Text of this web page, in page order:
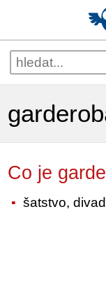
Co je
šatstvo,